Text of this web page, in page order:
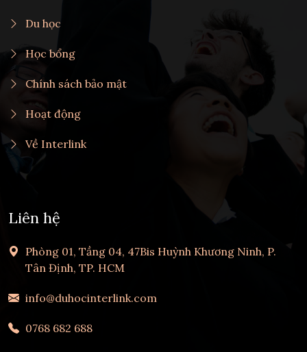
Du học
Học bổng
Chính sách bảo mật
Hoạt động
Về Interlink
Liên hệ
Phòng 01, Tầng 04, 47Bis Huỳnh Khương Ninh, P.
Tân Định, TP. HCM
info@duhocinterlink.com
0768 682 688